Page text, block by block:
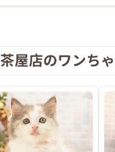
2026年01月16日
屋店のワンち